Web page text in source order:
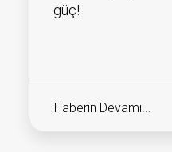
güç!
Haberin Devamı...